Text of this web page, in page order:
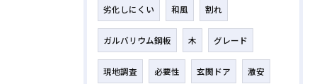
劣化しにくい 和風 割れ
ガルバリウム鋼板 木 グレード
現地調査 必要性 玄関ドア 激安